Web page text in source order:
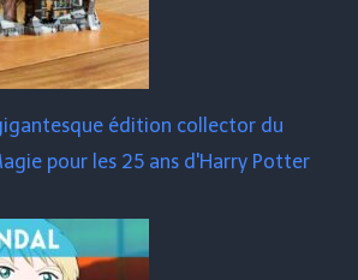
édition collector du
pour les 25 ans d'Harry Potter